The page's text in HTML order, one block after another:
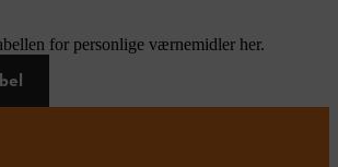
for personlige værnemidler her.